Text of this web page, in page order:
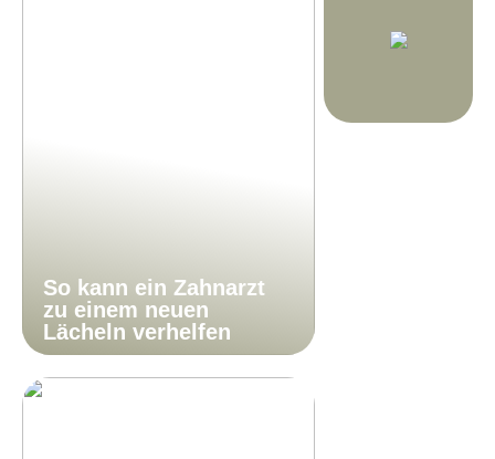
So kann ein Zahnarzt
zu einem neuen
Lächeln verhelfen